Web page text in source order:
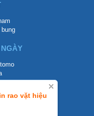
rao vặt hiệu